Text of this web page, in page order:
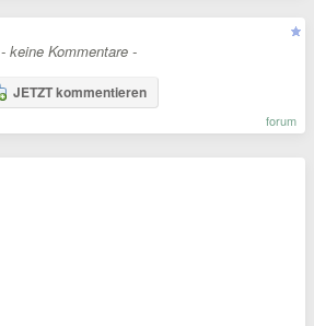
- keine Kommentare -
JETZT kommentieren
forum